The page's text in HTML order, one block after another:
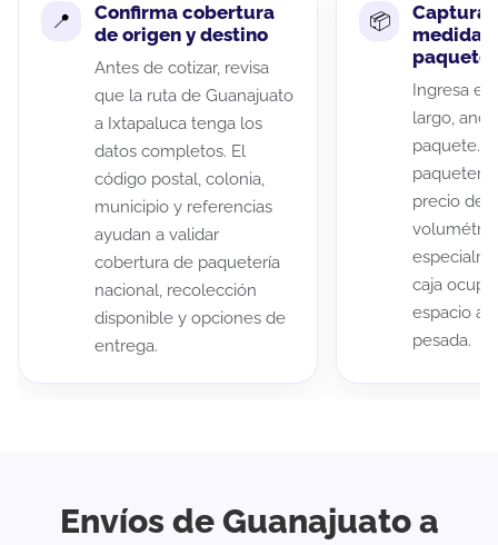
Confirma cobertura
de origen y destino
Antes de cotizar, revisa
que la ruta de Guanajuato
a Ixtapaluca tenga los
datos completos. El
código postal, colonia,
municipio y referencias
ayudan a validar
cobertura de paquetería
nacional, recolección
disponible y opciones de
entrega.
Captura
medidas
paquete
Ingresa el
largo,
paquete.
precio de
caja
espacio
pesada.
Envíos de Guanajuato a